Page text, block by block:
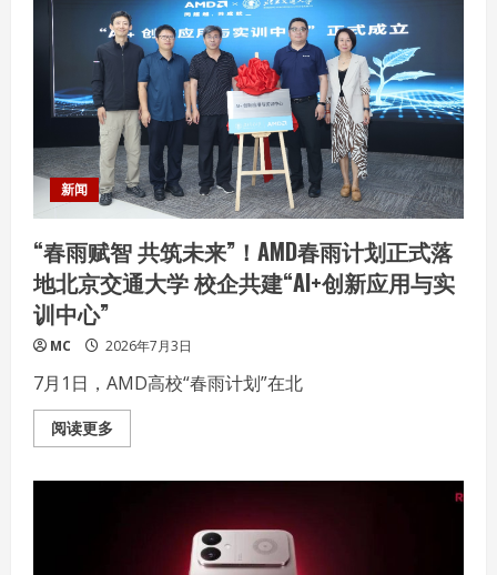
用
创
新
联
（夏
季）
论
坛
在
深
圳
成
功
办
新闻
“春雨赋智 共筑未来”！AMD春雨计划正式落
地北京交通大学 校企共建“AI+创新应用与实
训中心”
MC 2026年7月3日
7月1日，AMD高校“春雨计划”在北
阅读更多Read
more